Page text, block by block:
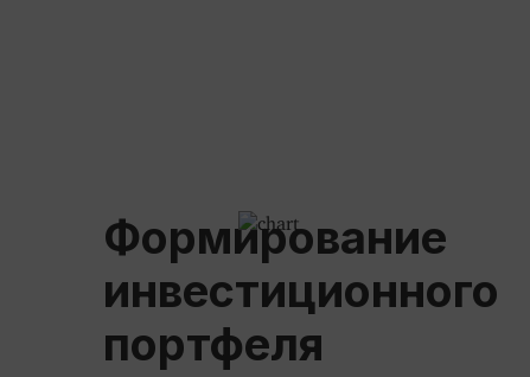
Формирование
инвестиционного
портфеля